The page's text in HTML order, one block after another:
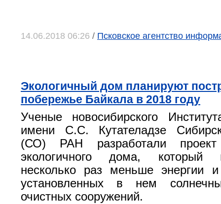
14.06.2018 06:26 / Псковское агентство
Экологичный дом планируют
побережье Байкала в 2018 году
Ученые новосибирского
имени С.С. Кутателадзе
(СО) РАН разработали проект
экологичного дома, который
несколько раз меньше энергии
установленных в нем
очистных сооружений.